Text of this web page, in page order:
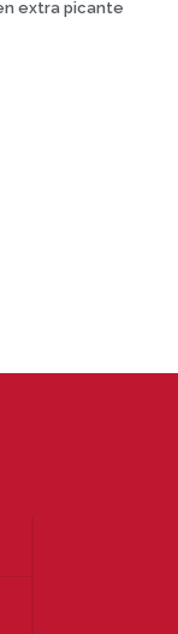
extra picante